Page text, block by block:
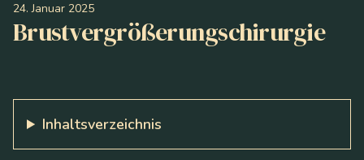
24. Januar 2025
Brustvergrößerungschirurgie
Inhaltsverzeichnis